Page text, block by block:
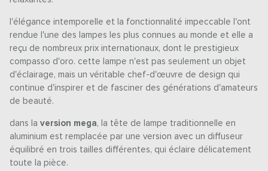
l'élégance intemporelle et la fonctionnalité impeccable l'ont
rendue l'une des lampes les plus connues au monde et elle a
reçu de nombreux prix internationaux, dont le prestigieux
compasso d'oro. cette lampe n'est pas seulement un objet
d'éclairage, mais un véritable chef-d'œuvre de design qui
continue d'inspirer et de fasciner des générations d'amateurs
de beauté.
dans laversion mega, la tête de lampe traditionnelle en
aluminium est remplacée par une version avec un diffuseur
équilibré en trois tailles différentes, qui éclaire délicatement
toute la pièce.